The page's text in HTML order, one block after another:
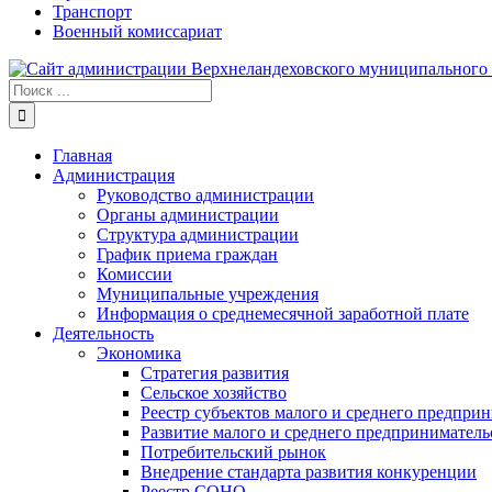
Транспорт
Военный комиссариат
Результат
поиска:
Главная
Администрация
Руководство администрации
Органы администрации
Структура администрации
График приема граждан
Комиссии
Муниципальные учреждения
Информация о среднемесячной заработной плате
Деятельность
Экономика
Стратегия развития
Сельское хозяйство
Реестр субъектов малого и среднего
Развитие малого и среднего
Потребительский рынок
Внедрение стандарта развития конкуренции